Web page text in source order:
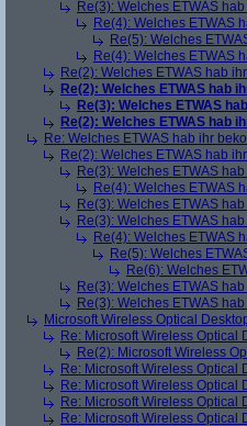
Re(3): Welches ETWAS
Re(4): Welches ETWAS
Re(5): Welches
Re(4): Welches ETWAS
Re(2): Welches ETWAS hab
Re(2): Welches ETWAS hab
Re(3): Welches ETWAS
Re(2): Welches ETWAS hab
Re: Welches ETWAS hab ihr
Re(2): Welches ETWAS hab
Re(3): Welches ETWAS
Re(4): Welches ETWAS
Re(3): Welches ETWAS
Re(3): Welches ETWAS
Re(4): Welches ETWAS
Re(5): Welches
Re(6): Welches
Re(3): Welches ETWAS
Re(3): Welches ETWAS
Microsoft Wireless Optical
Re: Microsoft Wireless Optical
Re(2): Microsoft Wireless
Re: Microsoft Wireless Optical
Re: Microsoft Wireless Optical
Re: Microsoft Wireless Optical
Re: Microsoft Wireless Optical